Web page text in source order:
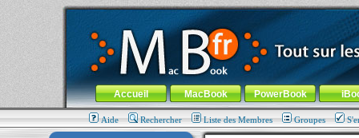
MacBook-fr.com : 100% Apple... 100% nomade !
Aller au contenu-Aller au menu général-Aller au menu de
Menu général
Accueil MacBook PowerBook
Aide Rechercher Liste des Membres Groupes